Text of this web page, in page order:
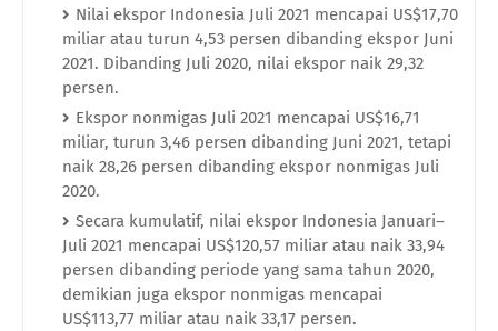
Nilai ekspor Indonesia Juli 2021 mencapai US$17,70
miliar atau turun 4,53 persen dibanding ekspor Juni
2021. Dibanding Juli 2020, nilai ekspor naik 29,32
persen.
Ekspor nonmigas Juli 2021 mencapai US$16,71
miliar, turun 3,46 persen dibanding Juni 2021, tetapi
naik 28,26 persen dibanding ekspor nonmigas Juli
2020.
Secara kumulatif, nilai ekspor Indonesia Januari–
Juli 2021 mencapai US$120,57 miliar atau naik 33,94
persen dibanding periode yang sama tahun 2020,
demikian juga ekspor nonmigas mencapai
US$113,77 miliar atau naik 33,17 persen.